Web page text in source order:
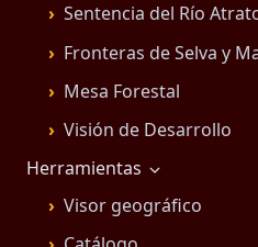
Sentencia del Río
Fronteras de Selva y
Mesa Forestal
Visión de Desarrollo
Herramientas
Visor geográfico